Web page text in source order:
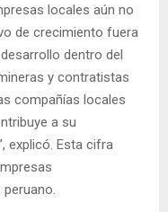
locales aún no
de crecimiento fuera
dentro del
y contratistas
compañías locales
a su
explicó. Esta cifra